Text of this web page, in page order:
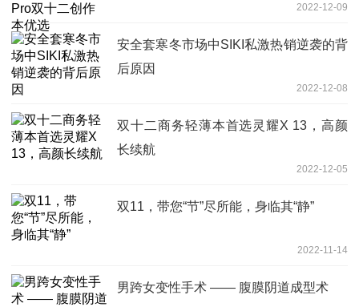
2022-12-09
安全套寒冬市场中SIKI私激热销逆袭的背
后原因
2022-12-08
双十二商务轻薄本首选灵耀X 13，高颜
长续航
2022-12-05
双11，带您“节”尽所能，身临其“静”
2022-11-14
男跨女变性手术 —— 腹膜阴道成型术